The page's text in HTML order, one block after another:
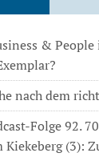
&
nach dem
Folge 92.
Kiekeberg (3):